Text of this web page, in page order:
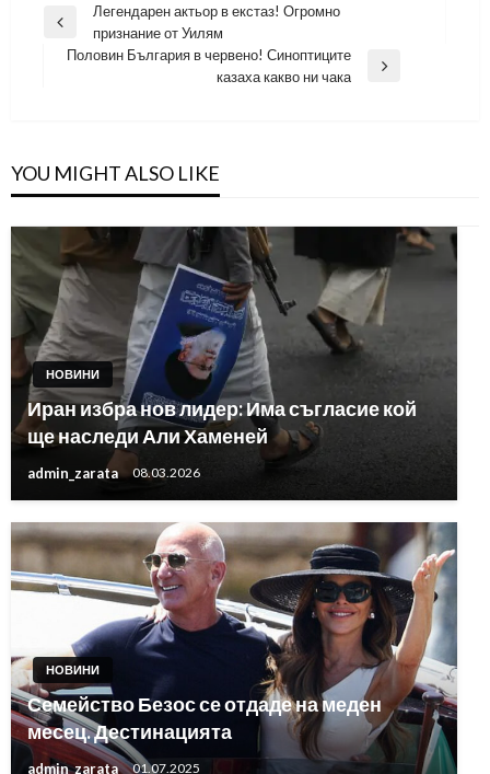
Навигация
Previous
Post
Легендарен актьор в екстаз! Огромно
признание от Уилям
Половин България в червено! Синоптиците
казаха какво ни чака
YOU MIGHT ALSO LIKE
НОВИНИ
Иран избра нов лидер: Има съгласие кой
ще наследи Али Хаменей
admin_zarata 08.03.2026
НОВИНИ
Семейство Безос се отдаде на меден
месец. Дестинацията
admin_zarata 01.07.2025